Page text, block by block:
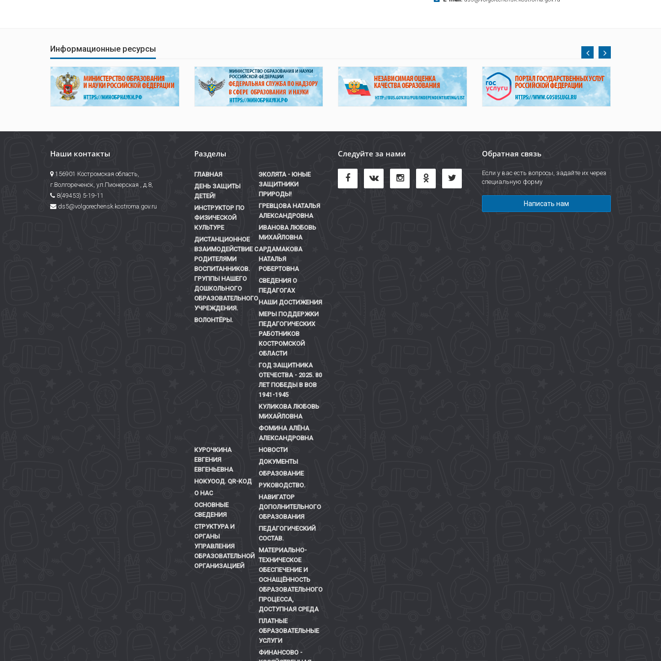
Информационные ресурсы
Наши контакты
156901 Костромская область,
г.Волгореченск, ул.Пионерская , д.8,
8(49453) 5-19-11
ds5@volgorechensk.kostroma.gov.ru
Разделы
ГЛАВНАЯ
ДЕНЬ ЗАЩИТЫ
ДЕТЕЙ!
ИНСТРУКТОР ПО
ФИЗИЧЕСКОЙ
КУЛЬТУРЕ
ДИСТАНЦИОННОЕ
ВЗАИМОДЕЙСТВИЕ С
РОДИТЕЛЯМИ
ВОСПИТАННИКОВ.
ГРУППЫ НАШЕГО
ДОШКОЛЬНОГО
ОБРАЗОВАТЕЛЬНОГО
УЧРЕЖДЕНИЯ.
ВОЛОНТЁРЫ.
ЭКОЛЯТА - ЮНЫЕ
ЗАЩИТНИКИ
ПРИРОДЫ!
ГРЕВЦОВА НАТАЛЬЯ
АЛЕКСАНДРОВНА
ИВАНОВА ЛЮБОВЬ
МИХАЙЛОВНА
АРДАМАКОВА
НАТАЛЬЯ
РОБЕРТОВНА
СВЕДЕНИЯ О
ПЕДАГОГАХ
НАШИ ДОСТИЖЕНИЯ
МЕРЫ ПОДДЕРЖКИ
ПЕДАГОГИЧЕСКИХ
РАБОТНИКОВ
КОСТРОМСКОЙ
ОБЛАСТИ
ГОД ЗАЩИТНИКА
ОТЕЧЕСТВА - 2025. 80
ЛЕТ ПОБЕДЫ В ВОВ
1941-1945
КУЛИКОВА ЛЮБОВЬ
МИХАЙЛОВНА
ФОМИНА АЛЁНА
АЛЕКСАНДРОВНА
КУРОЧКИНА
ЕВГЕНИЯ
ЕВГЕНЬЕВНА
НОКУООД. QR-КОД
О НАС
ОСНОВНЫЕ
СВЕДЕНИЯ
СТРУКТУРА И
ОРГАНЫ
УПРАВЛЕНИЯ
ОБРАЗОВАТЕЛЬНОЙ
ОРГАНИЗАЦИЕЙ
НОВОСТИ
ДОКУМЕНТЫ
ОБРАЗОВАНИЕ
РУКОВОДСТВО.
НАВИГАТОР
ДОПОЛНИТЕЛЬНОГО
ОБРАЗОВАНИЯ
ПЕДАГОГИЧЕСКИЙ
СОСТАВ.
МАТЕРИАЛЬНО-
ТЕХНИЧЕСКОЕ
ОБЕСПЕЧЕНИЕ И
ОСНАЩЁННОСТЬ
ОБРАЗОВАТЕЛЬНОГО
ПРОЦЕССА,
ДОСТУПНАЯ СРЕДА
ПЛАТНЫЕ
ОБРАЗОВАТЕЛЬНЫЕ
УСЛУГИ
ФИНАНСОВО -
Следуйте за нами Обратная связь
Если у вас есть вопросы, задайте их через
специальную форму
Написать нам